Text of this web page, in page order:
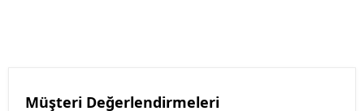
Müşteri Değerlendirmeleri